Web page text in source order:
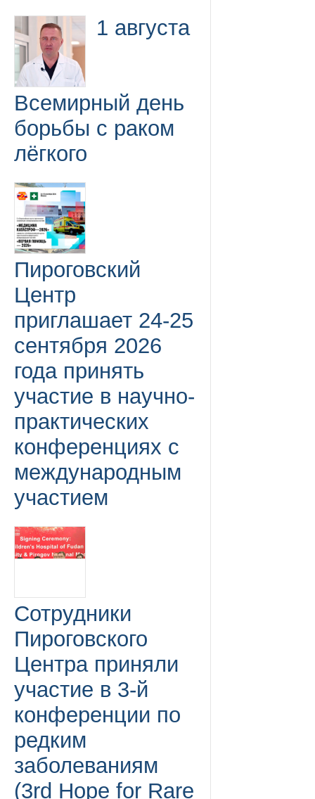
1 августа
Всемирный день
борьбы с раком
лёгкого
Пироговский
Центр
приглашает 24-25
сентября 2026
года принять
участие в научно-
практических
конференциях с
международным
участием
Сотрудники
Пироговского
Центра приняли
участие в 3-й
конференции по
редким
заболеваниям
(3rd Hope for Rare